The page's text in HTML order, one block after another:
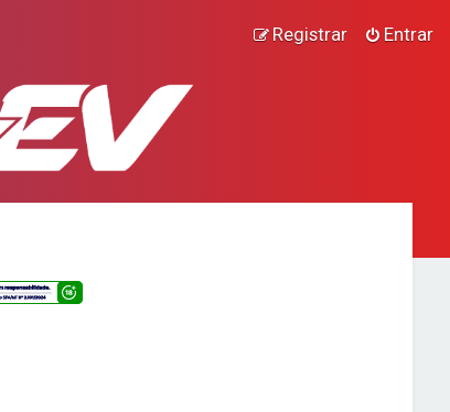
Entrar
Registrar